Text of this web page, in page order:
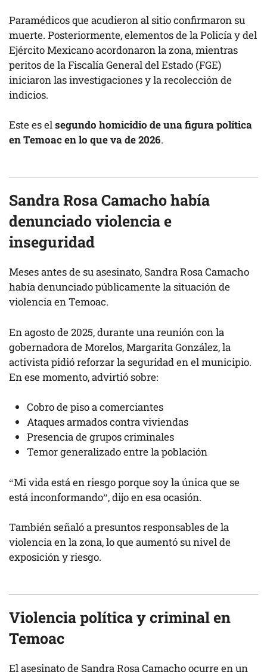
Paramédicos que acudieron al sitio confirmaron su
muerte. Posteriormente, elementos de la Policía y del
Ejército Mexicano acordonaron la zona, mientras
peritos de la Fiscalía General del Estado (FGE)
iniciaron las investigaciones y la recolección de
indicios.
Este es elsegundo homicidio de una figura política
en Temoac en lo que va de 2026.
Sandra Rosa Camacho había
denunciado violencia e
inseguridad
Meses antes de su asesinato, Sandra Rosa Camacho
había denunciado públicamente la situación de
violencia en Temoac.
En agosto de 2025, durante una reunión con la
gobernadora de Morelos, Margarita González, la
activista pidió reforzar la seguridad en el municipio.
En ese momento, advirtió sobre:
Cobro de piso a comerciantes
Ataques armados contra viviendas
Presencia de grupos criminales
Temor generalizado entre la población
“Mi vida está en riesgo porque soy la única que se
está inconformando”, dijo en esa ocasión.
También señaló a presuntos responsables de la
violencia en la zona, lo que aumentó su nivel de
exposición y riesgo.
Violencia política y criminal en
Temoac
El asesinato de Sandra Rosa Camacho ocurre en un